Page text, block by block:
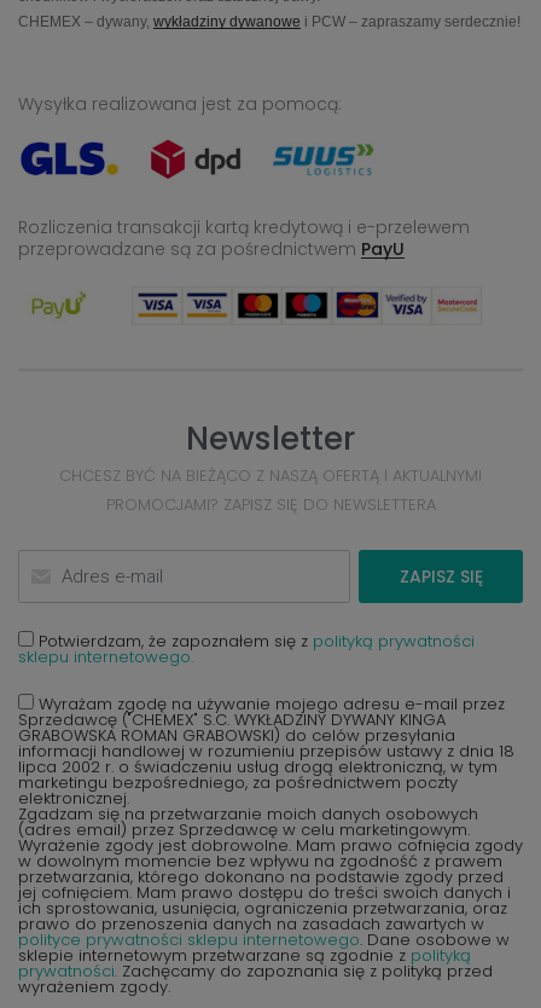
CHEMEX – dywany, wykładziny dywanowe i PCW – zapraszamy serdecznie!
Wysyłka realizowana jest za pomocą:
Rozliczenia transakcji kartą kredytową i e-przelewem
przeprowadzane są za pośrednictwem PayU
Newsletter
CHCESZ BYĆ NA BIEŻĄCO Z NASZĄ OFERTĄ I AKTUALNYMI
PROMOCJAMI? ZAPISZ SIĘ DO NEWSLETTERA
ZAPISZ SIĘ
Potwierdzam, że zapoznałem się z polityką prywatności
sklepu internetowego.
Wyrażam zgodę na używanie mojego adresu e-mail przez
Sprzedawcę ("CHEMEX" S.C. WYKŁADZINY DYWANY KINGA
GRABOWSKA ROMAN GRABOWSKI) do celów przesyłania
informacji handlowej w rozumieniu przepisów ustawy z dnia 18
lipca 2002 r. o świadczeniu usług drogą elektroniczną, w tym
marketingu bezpośredniego, za pośrednictwem poczty
elektronicznej.
Zgadzam się na przetwarzanie moich danych osobowych
(adres email) przez Sprzedawcę w celu marketingowym.
Wyrażenie zgody jest dobrowolne. Mam prawo cofnięcia zgody
w dowolnym momencie bez wpływu na zgodność z prawem
przetwarzania, którego dokonano na podstawie zgody przed
jej cofnięciem. Mam prawo dostępu do treści swoich danych i
ich sprostowania, usunięcia, ograniczenia przetwarzania, oraz
prawo do przenoszenia danych na zasadach zawartych w
polityce prywatności sklepu internetowego. Dane osobowe w
sklepie internetowym przetwarzane są zgodnie z polityką
prywatności. Zachęcamy do zapoznania się z polityką przed
wyrażeniem zgody.